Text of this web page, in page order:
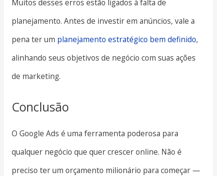
Muitos desses erros estão ligados à falta de
planejamento. Antes de investir em anúncios, vale a
pena ter um planejamento estratégico bem definido,
alinhando seus objetivos de negócio com suas ações
de marketing.
Conclusão
O Google Ads é uma ferramenta poderosa para
qualquer negócio que quer crescer online. Não é
preciso ter um orçamento milionário para começar —